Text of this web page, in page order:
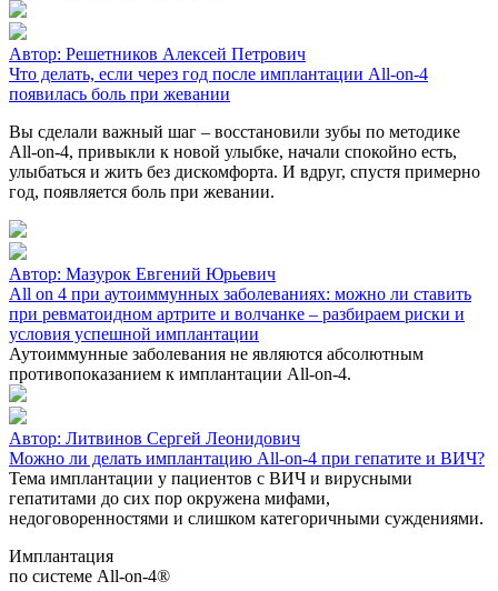
Автор: Решетников Алексей Петрович
Что делать, если через год после имплантации All-on-4
появилась боль при жевании
Вы сделали важный шаг – восстановили зубы по методике
All‑on‑4, привыкли к новой улыбке, начали спокойно есть,
улыбаться и жить без дискомфорта. И вдруг, спустя примерно
год, появляется боль при жевании.
Автор: Мазурок Евгений Юрьевич
All on 4 при аутоиммунных заболеваниях: можно ли ставить
при ревматоидном артрите и волчанке – разбираем риски и
условия успешной имплантации
Аутоиммунные заболевания не являются абсолютным
противопоказанием к имплантации All-on-4.
Автор: Литвинов Сергей Леонидович
Можно ли делать имплантацию All-on-4 при гепатите и ВИЧ?
Тема имплантации у пациентов с ВИЧ и вирусными
гепатитами до сих пор окружена мифами,
недоговоренностями и слишком категоричными суждениями.
Имплантация
по системе All-on-4®